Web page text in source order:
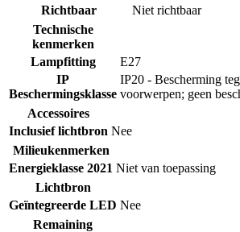
Richtbaar
Niet richtbaar
Technische
kenmerken
Lampfitting
E27
IP
Beschermingsklasse
IP20 - Bescherming
voorwerpen; geen
Accessoires
Inclusief lichtbron Nee
Milieukenmerken
Energieklasse 2021 Niet van toepassing
Lichtbron
Geïntegreerde LED Nee
Remaining